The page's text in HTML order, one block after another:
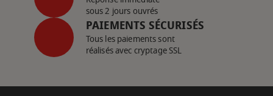
sous 2 jours ouvrés
PAIEMENTS SÉCURISÉS
Tous les paiements sont
réalisés avec cryptage SSL